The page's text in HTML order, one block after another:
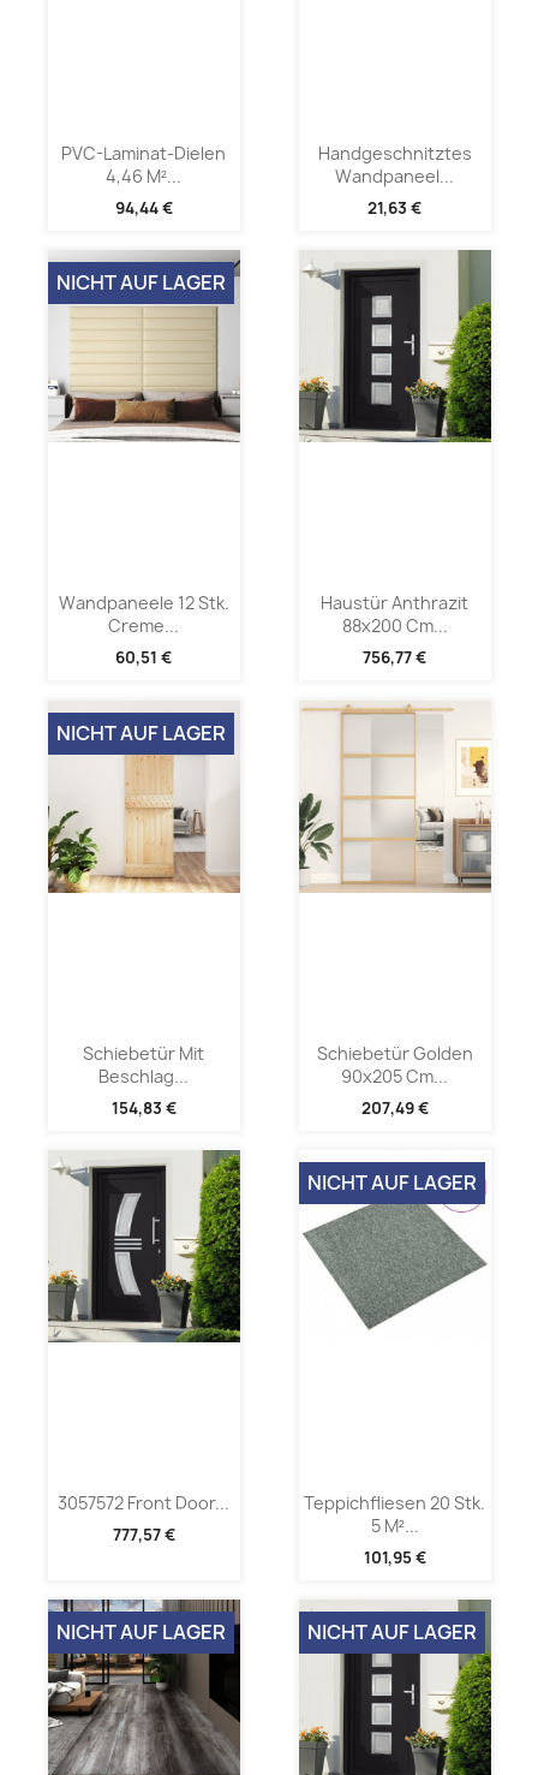
PVC-Laminat-Dielen
4,46 M²...
94,44 €
Handgeschnitztes
Wandpaneel...
21,63 €
Wandpaneele 12 Stk.
Creme...
60,51 €
NICHT AUF LAGER
Haustür Anthrazit
88x200 Cm...
756,77 €
Schiebetür Mit
Beschlag...
154,83 €
NICHT AUF LAGER
Schiebetür Golden
90x205 Cm...
207,49 €
3057572 Front Door...
777,57 €
Teppichfliesen 20 Stk.
5 M²...
101,95 €
NICHT AUF LAGER
NICHT AUF LAGER NICHT AUF LAGER